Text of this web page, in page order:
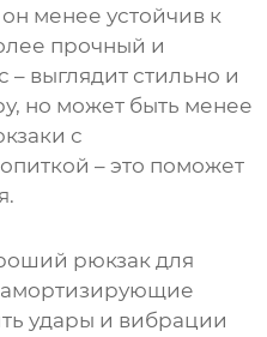
менее устойчив к
прочный и
– выглядит стильно и
но может быть менее
с
– это поможет
рюкзак для
амортизирующие
удары и вибрации